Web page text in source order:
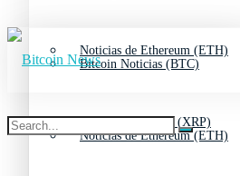
Noticias de Ethereum (ETH)
Noticias de Ripple (XRP)
Bitcoin Noticias (BTC)
Noticias de Ethereum (ETH)